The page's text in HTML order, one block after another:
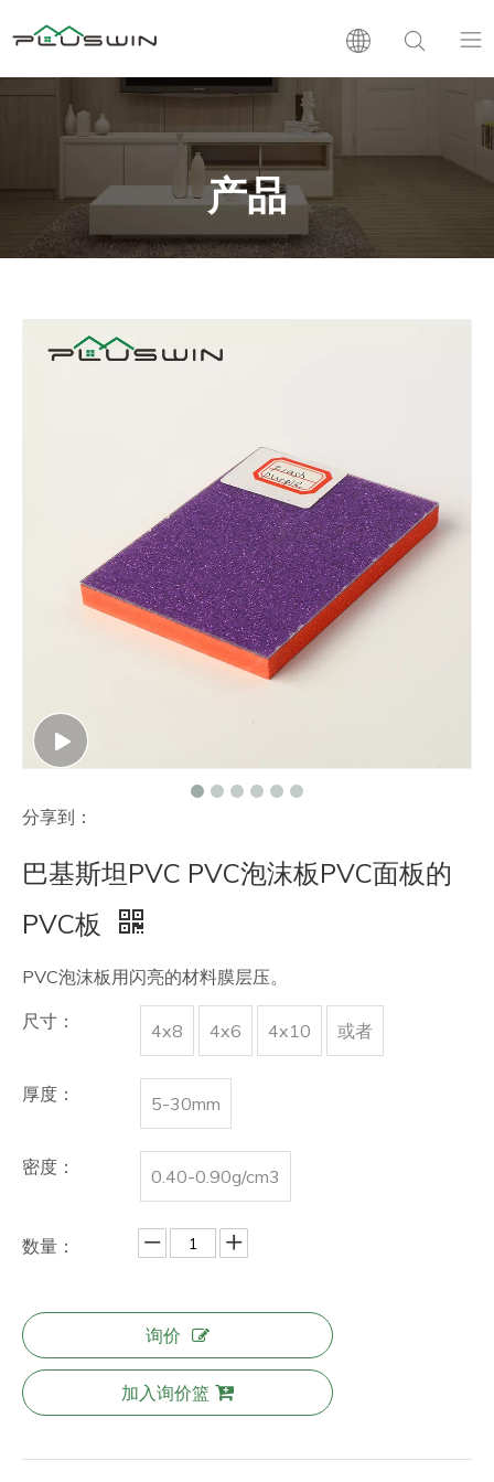
联系我们
产品
分享到：
巴基斯坦PVC PVC泡沫板PVC面板的
PVC板
PVC泡沫板用闪亮的材料膜层压。
尺寸：
4x8 4x6 4x10 或者
厚度： 5-30mm
密度： 0.40-0.90g/cm3
数量：
询价
加入询价篮